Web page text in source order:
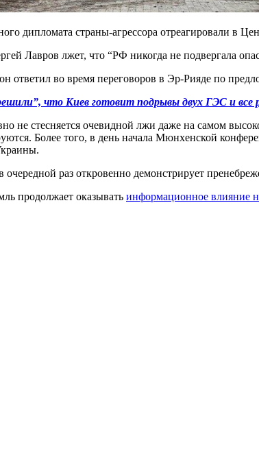
дипломата страны-агрессора отреагировали в
Лавров лжет, что “РФ никогда не подвергала
ответил во время переговоров в Эр-Рияде по
что Киев готовит подрывы двух ГЭС и все
не стесняется очевидной лжи даже на самом
Более того, в день начала Мюнхенской
раз откровенно демонстрирует
продолжает оказывать информационное влияние